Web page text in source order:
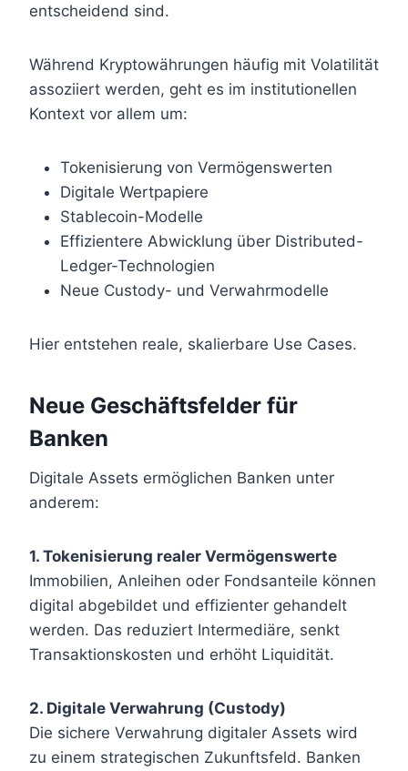
entscheidend sind.
Während Kryptowährungen häufig mit Volatilität
assoziiert werden, geht es im institutionellen
Kontext vor allem um:
Tokenisierung von Vermögenswerten
Digitale Wertpapiere
Stablecoin-Modelle
Effizientere Abwicklung über Distributed-
Ledger-Technologien
Neue Custody- und Verwahrmodelle
Hier entstehen reale, skalierbare Use Cases.
Neue Geschäftsfelder für
Banken
Digitale Assets ermöglichen Banken unter
anderem:
1. Tokenisierung realer Vermögenswerte
Immobilien, Anleihen oder Fondsanteile können
digital abgebildet und effizienter gehandelt
werden. Das reduziert Intermediäre, senkt
Transaktionskosten und erhöht Liquidität.
2. Digitale Verwahrung (Custody)
Die sichere Verwahrung digitaler Assets wird
zu einem strategischen Zukunftsfeld. Banken